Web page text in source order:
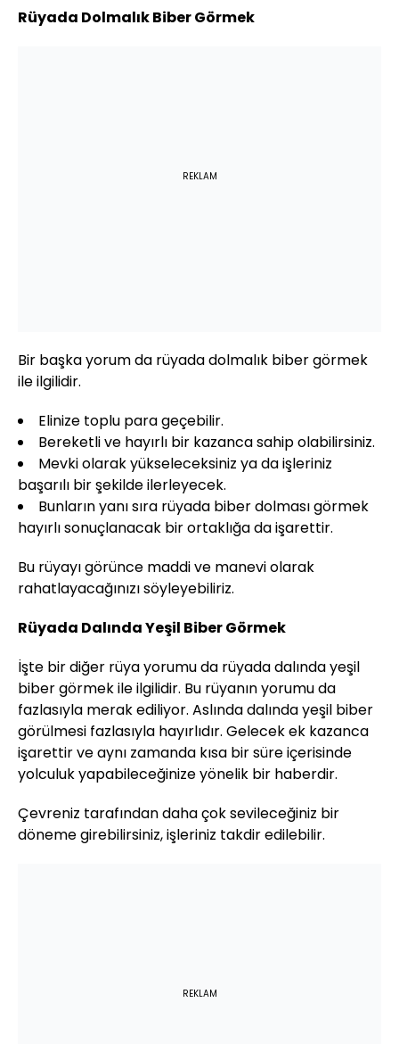
Rüyada Dolmalık Biber Görmek
REKLAM
Bir başka yorum da rüyada dolmalık biber görmek
ile ilgilidir.
Elinize toplu para geçebilir.
Bereketli ve hayırlı bir kazanca sahip olabilirsiniz.
Mevki olarak yükseleceksiniz ya da işleriniz
başarılı bir şekilde ilerleyecek.
Bunların yanı sıra rüyada biber dolması görmek
hayırlı sonuçlanacak bir ortaklığa da işarettir.
Bu rüyayı görünce maddi ve manevi olarak
rahatlayacağınızı söyleyebiliriz.
Rüyada Dalında Yeşil Biber Görmek
İşte bir diğer rüya yorumu da rüyada dalında yeşil
biber görmek ile ilgilidir. Bu rüyanın yorumu da
fazlasıyla merak ediliyor. Aslında dalında yeşil biber
görülmesi fazlasıyla hayırlıdır. Gelecek ek kazanca
işarettir ve aynı zamanda kısa bir süre içerisinde
yolculuk yapabileceğinize yönelik bir haberdir.
Çevreniz tarafından daha çok sevileceğiniz bir
döneme girebilirsiniz, işleriniz takdir edilebilir.
REKLAM